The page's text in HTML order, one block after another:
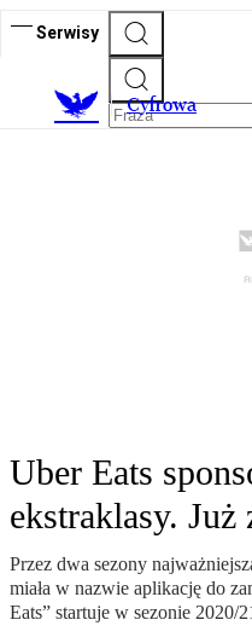
Serwisy
Cyfrowa
Uber Eats
ekstraklasy. Już
Przez dwa sezony
miała w nazwie aplikację do
Eats” startuje w sezonie 2020/